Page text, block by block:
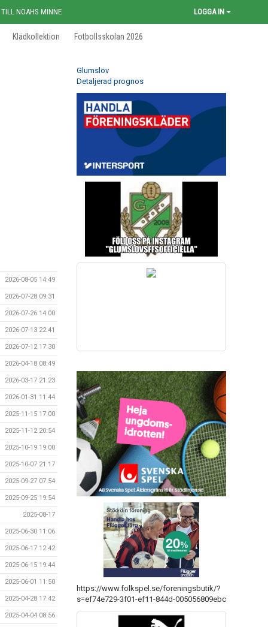
TILL NOAHS MINNE LOGGA IN
Klädkollektion Fotbollsskolan 2026
2026-08-05 14:49
2026-07-28 09:31
2026-07-26 14:00
2026-07-13 22:41
2026-07-12 17:30
2026-04-18 08:49
2026-03-17 21:23
2026-01-31 11:44
2025-11-15 17:00
2025-11-12 20:54
2025-10-19 19:00
2025-10-07 21:17
2025-09-27 07:54
2025-09-25 19:54
2025-08-17
2025-06-30 11:06
2025-06-17 12:42
2025-06-15 19:44
2025-06-01 11:50
2025-04-28 17:42
2025-04-04 08:56
Glumslöv
Detaljerad prognos
https://www.folkspel.se/foreningsbutik/?
s=ef74e729-3f01-ef11-844d-005056809ebc